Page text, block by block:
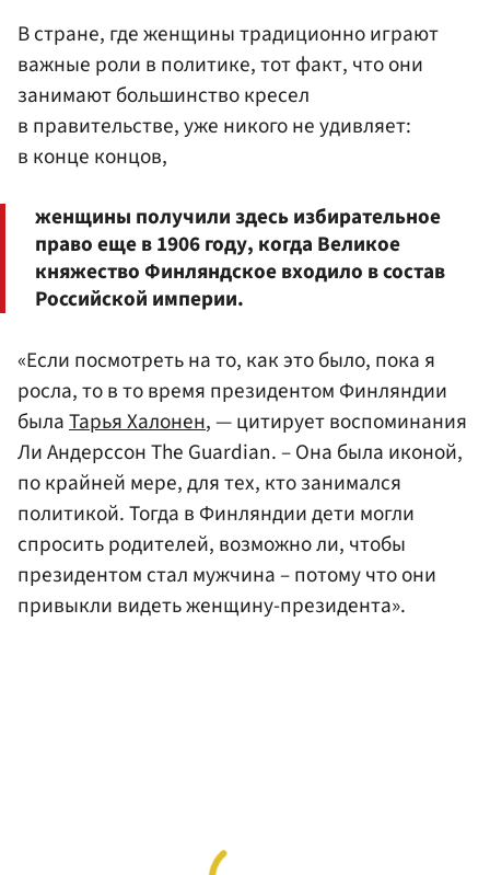
В стране, где женщины традиционно играют
важные роли в политике, тот факт, что они
занимают большинство кресел
в правительстве, уже никого не удивляет:
в конце концов,
женщины получили здесь избирательное
право еще в 1906 году, когда Великое
княжество Финляндское входило в состав
Российской империи.
«Если посмотреть на то, как это было, пока я
росла, то в то время президентом Финляндии
былаТарья Халонен, — цитирует воспоминания
Ли Андерссон The Guardian. – Она была иконой,
по крайней мере, для тех, кто занимался
политикой. Тогда в Финляндии дети могли
спросить родителей, возможно ли, чтобы
президентом стал мужчина – потому что они
привыкли видеть женщину-президента».